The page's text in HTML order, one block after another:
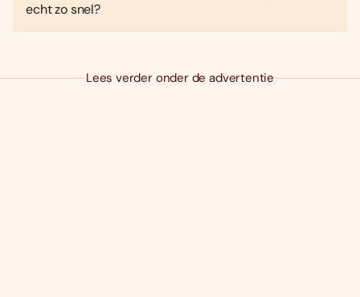
echt zo snel?
Lees verder onder de advertentie